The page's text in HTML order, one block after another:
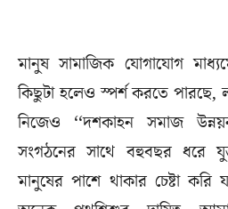
মানুষ সামাজিক যোগাযোগ
কিছুটা হলেও স্পর্শ করতে পারছে,
নিজেও ‘‘দশকাহন সমাজ
সংগঠনের সাথে বহুবছর ধরে
মানুষের পাশে থাকার চেষ্টা করি